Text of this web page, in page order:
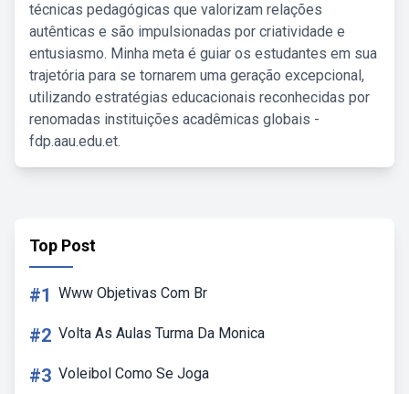
técnicas pedagógicas que valorizam relações
autênticas e são impulsionadas por criatividade e
entusiasmo. Minha meta é guiar os estudantes em sua
trajetória para se tornarem uma geração excepcional,
utilizando estratégias educacionais reconhecidas por
renomadas instituições acadêmicas globais -
fdp.aau.edu.et.
Top Post
#1 Www Objetivas Com Br
#2 Volta As Aulas Turma Da Monica
#3 Voleibol Como Se Joga